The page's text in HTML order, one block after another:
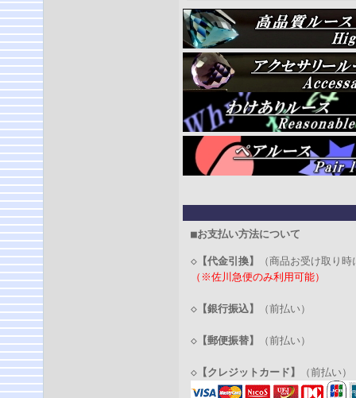
■お支払い方法について
◇ 【代金引換】
（商品お受け取り
（※佐川急便のみ利用可能）
◇ 【銀行振込】 （前払い）
◇ 【郵便振替】 （前払い）
◇ 【クレジットカード】 （前払い）